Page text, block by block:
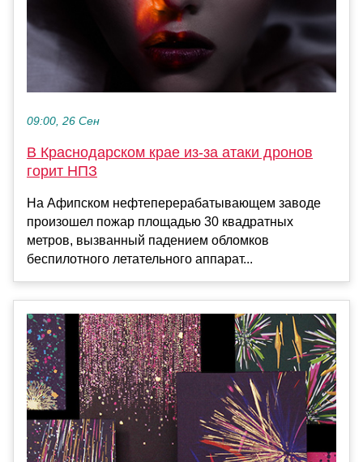
09:00, 26 Сен
В Краснодарском крае из-за атаки дронов
горит НПЗ
На Афипском нефтеперерабатывающем заводе
произошел пожар площадью 30 квадратных
метров, вызванный падением обломков
беспилотного летательного аппарат...